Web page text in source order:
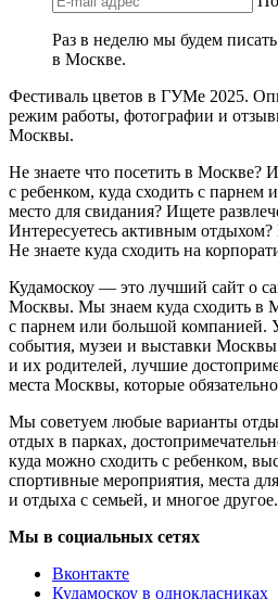
Раз в неделю мы будем
в Москве.
Фестиваль цветов в ГУМе 2025.
режим работы, фотографии и
Москвы.
Не знаете что посетить в Москве?
с ребенком, куда сходить с парнем
место для свидания? Ищете
Интересуетесь активным
Не знаете куда сходить на
Кудамоскоу — это лучший сайт о
Москвы. Мы знаем куда сходить в
с парнем или большой компанией.
события, музеи и выставки
и их родителей, лучшие
места Москвы, которые
Мы советуем любые варианты
отдых в парках,
куда можно сходить с ребенком,
спортивные мероприятия, места
и отдыха с семьей, и многое другое.
Мы в социальных сетях
Вконтакте
Кудамоскоу в однокласниках